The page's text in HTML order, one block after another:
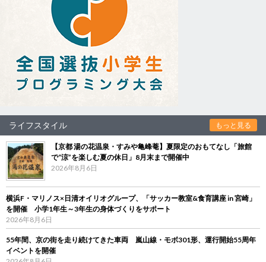
ライフスタイル もっと見る
【京都 湯の花温泉・すみや亀峰菴】夏限定のおもてなし「旅館
で“涼”を楽しむ夏の休日」8月末まで開催中
2026年8月6日
横浜F・マリノス×日清オイリオグループ、「サッカー教室&食育講座 in 宮崎」
を開催 小学1年生～3年生の身体づくりをサポート
2026年8月6日
55年間、京の街を走り続けてきた車両 嵐山線・モボ301形、運行開始55周年
イベントを開催